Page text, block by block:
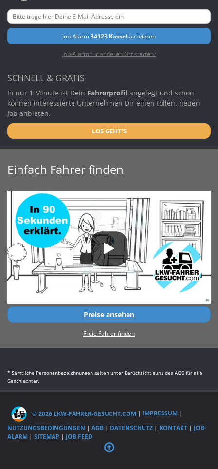
Job-Alarm34123 Kassel aktivieren
Job-Alarm für anderen Ort starten?
SCHNELL & GRATIS
In nur 1 Minute ist Dein Fahrerprofil angelegt und schon
können interessierte Unternehmen Dir einen tollen, neuen
Job anbieten.
LOS GEHT'S
Einfach Fahrer finden
Preise ansehen
Freie Fahrer finden
* Sämtliche Personenbezeichnungen gelten unter Berücksichtigung des AGG für alle
Geschlechter.
© 2026 LKW-FAHRER-GESUCHT.COM | IMPRESSUM |
NUTZUNGSBEDINGUNGEN | AGB | DATENSCHUTZ | KONTAKT | JOB-
ALARM | SITEMAP | JOB FEED